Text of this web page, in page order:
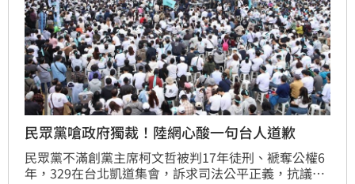
民眾黨嗆政府獨裁！陸網心酸一句台人道歉
民眾黨不滿創黨主席柯文哲被判17年徒刑、褫奪公權6
年，329在台北凱道集會，訴求司法公平正義，抗議